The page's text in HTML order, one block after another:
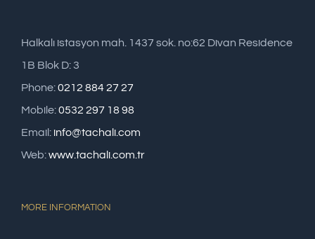
Halkalı istasyon mah. 1437 sok. no:62 Divan Residence
1B Blok D: 3
Phone:0212 884 27 27
Mobile:0532 297 18 98
Email: info@tachali.com
Web:www.tachali.com.tr
MORE INFORMATION